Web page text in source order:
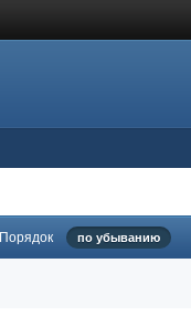
Порядок по убыванию